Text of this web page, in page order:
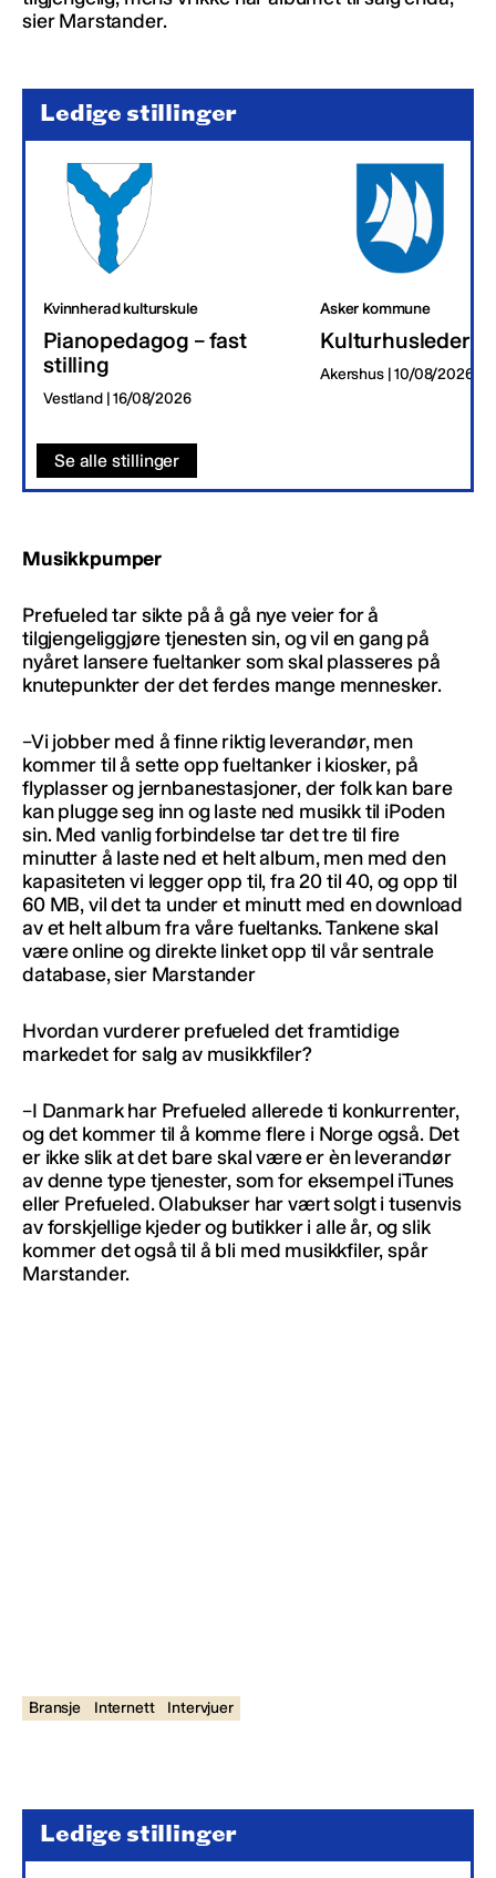
sier Marstander.
Ledige stillinger
Kvinnherad kulturskule
Pianopedagog – fast
stilling
Vestland | 16/08/2026
Asker kommune
Kulturhusleder
Akershus | 10/08/2026
Se alle stillinger
Musikkpumper
Prefueled tar sikte på å gå nye veier for å
tilgjengeliggjøre tjenesten sin, og vil en gang på
nyåret lansere fueltanker som skal plasseres på
knutepunkter der det ferdes mange mennesker.
–Vi jobber med å finne riktig leverandør, men
kommer til å sette opp fueltanker i kiosker, på
flyplasser og jernbanestasjoner, der folk kan bare
kan plugge seg inn og laste ned musikk til iPoden
sin. Med vanlig forbindelse tar det tre til fire
minutter å laste ned et helt album, men med den
kapasiteten vi legger opp til, fra 20 til 40, og opp til
60 MB, vil det ta under et minutt med en download
av et helt album fra våre fueltanks. Tankene skal
være online og direkte linket opp til vår sentrale
database, sier Marstander
Hvordan vurderer prefueled det framtidige
markedet for salg av musikkfiler?
–I Danmark har Prefueled allerede ti konkurrenter,
og det kommer til å komme flere i Norge også. Det
er ikke slik at det bare skal være er èn leverandør
av denne type tjenester, som for eksempel iTunes
eller Prefueled. Olabukser har vært solgt i tusenvis
av forskjellige kjeder og butikker i alle år, og slik
kommer det også til å bli med musikkfiler, spår
Marstander.
Bransje Internett Intervjuer
Ledige stillinger